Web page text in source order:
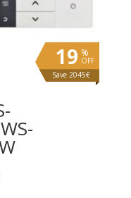
%
OFF
19
Save 2045€